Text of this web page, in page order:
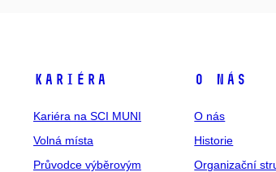
Kariéra
Kariéra na SCI MUNI
Volná místa
Průvodce výběrovým
O nás
O nás
Historie
Organizační